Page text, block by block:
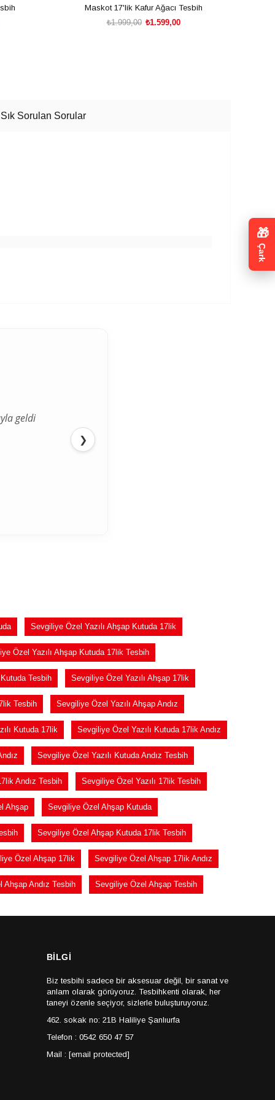
Maskot 17'lik Kafur Ağacı Tesbih
₺1.599,00
₺1.999,00
Sık Sorulan Sorular
geldi
❯
Sevgiliye Özel Yazılı Ahşap Kutuda 17lik
Özel Yazılı Ahşap Kutuda 17lik Tesbih
Tesbih Sevgiliye Özel Yazılı Ahşap 17lik
Tesbih Sevgiliye Özel Yazılı Ahşap Andız
Kutuda 17lik Sevgiliye Özel Yazılı Kutuda 17lik Andız
Sevgiliye Özel Yazılı Kutuda Andız Tesbih
Andız Tesbih Sevgiliye Özel Yazılı 17lik Tesbih
Ahşap Sevgiliye Özel Ahşap Kutuda
Sevgiliye Özel Ahşap Kutuda 17lik Tesbih
Özel Ahşap 17lik Sevgiliye Özel Ahşap 17lik Andız
Ahşap Andız Tesbih Sevgiliye Özel Ahşap Tesbih
BİLGİ
Biz tesbihi sadece bir aksesuar değil, bir sanat ve
anlam olarak görüyoruz. Tesbihkenti olarak, her
taneyi özenle seçiyor, sizlerle buluşturuyoruz.
462. sokak no: 21B Haliliye Şanlıurfa
Telefon : 0542 650 47 57
Mail : [email protected]
🎁
Çark